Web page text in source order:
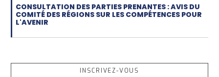
CONSULTATION DES PARTIES PRENANTES : AVIS DU
COMITÉ DES RÉGIONS SUR LES COMPÉTENCES POUR
L'AVENIR
INSCRIVEZ-VOUS